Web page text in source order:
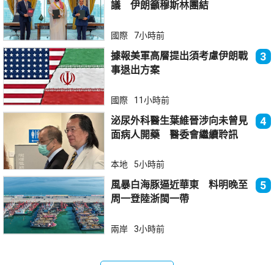
議 伊朗籲穆斯林團結
國際 7小時前
據報美軍高層提出須考慮伊朗戰
事退出方案
3
國際 11小時前
泌尿外科醫生葉維晉涉向未曾見
面病人開藥 醫委會繼續聆訊
4
本地 5小時前
風暴白海豚逼近華東 料明晚至
周一登陸浙閩一帶
5
兩岸 3小時前